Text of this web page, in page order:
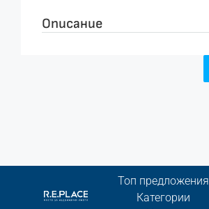
Описание
Топ предложения
Категории